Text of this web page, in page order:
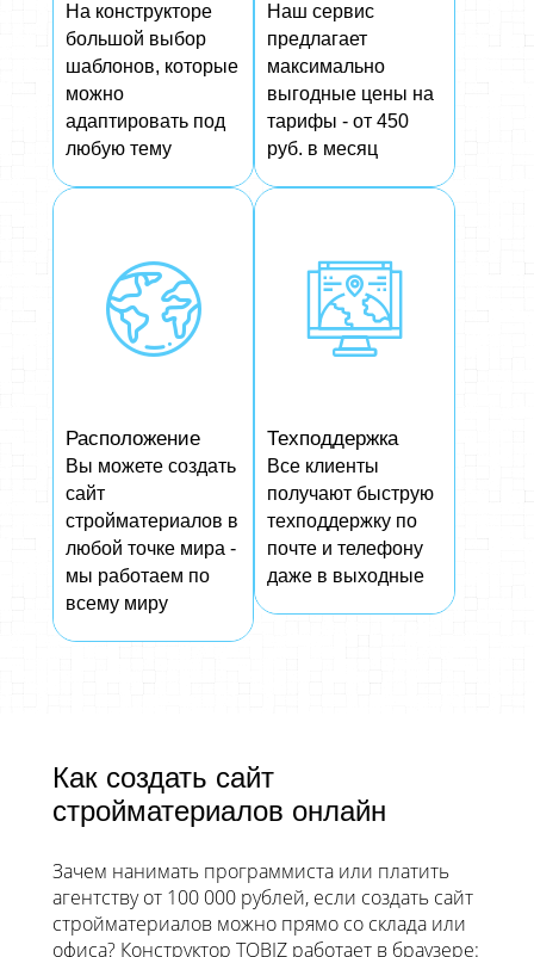
На конструкторе
большой выбор
шаблонов, которые
можно
адаптировать под
любую тему
Наш сервис
предлагает
максимально
выгодные цены на
тарифы - от 450
руб. в месяц
Расположение
Вы можете создать
сайт
стройматериалов в
любой точке мира -
мы работаем по
всему миру
Техподдержка
Все клиенты
получают быструю
техподдержку по
почте и телефону
даже в выходные
Как создать сайт
стройматериалов онлайн
Зачем нанимать программиста или платить
агентству от 100 000 рублей, если создать сайт
стройматериалов можно прямо со склада или
офиса? Конструктор TOBIZ работает в браузере: